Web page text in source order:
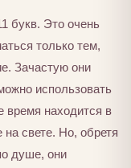
букв. Это очень
только тем,
Зачастую они
использовать
время находится в
на свете. Но, обретя
душе, они